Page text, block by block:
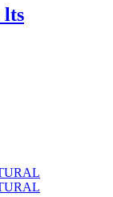
lts